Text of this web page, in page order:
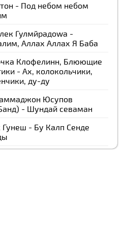
- Под небом небом
Гулмйрадоwа -
Аллах Аллах Я Баба
Клофелинн, Блюющие
- Ах, колокольчики,
ду-ду
Юсупов
- Шундай севаман
Гунеш - Бу Калп Сенде